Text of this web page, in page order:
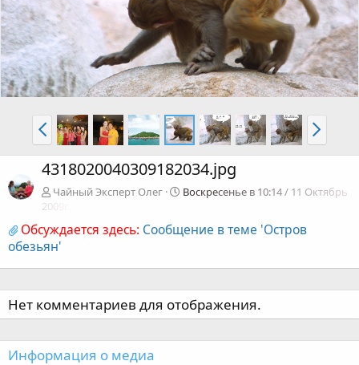
4318020040309182034.jpg
Чайный Эксперт Олег
Воскресенье в 10:14 / 11 Октябрь
2009г.
Обсуждается здесь: Сообщение в теме 'Остров
обезьян'
Нет комментариев для отображения.
Информация о медиа